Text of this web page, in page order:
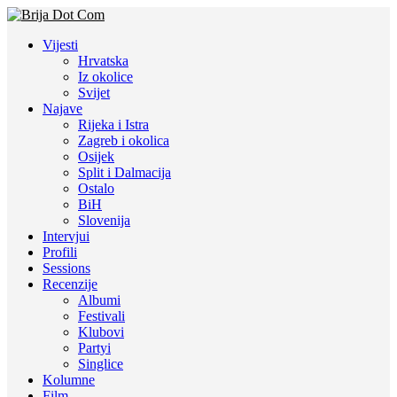
Vijesti
Hrvatska
Iz okolice
Svijet
Najave
Rijeka i Istra
Zagreb i okolica
Osijek
Split i Dalmacija
Ostalo
BiH
Slovenija
Intervjui
Profili
Sessions
Recenzije
Albumi
Festivali
Klubovi
Partyi
Singlice
Kolumne